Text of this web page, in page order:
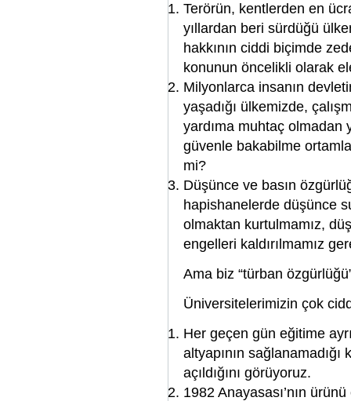
Terörün, kentlerden en
yıllardan beri sürdüğü
hakkının ciddi biçimde
konunun öncelikli olarak
Milyonlarca insanın
yaşadığı ülkemizde,
yardıma muhtaç
güvenle bakabilme
mi?
Düşünce ve basın
hapishanelerde düşünce
olmaktan kurtulmamız,
engelleri kaldırılmamız
Ama biz “türban
Üniversitelerimizin çok
Her geçen gün eğitime
altyapının
açıldığını görüyoruz.
1982 Anayasası’nın